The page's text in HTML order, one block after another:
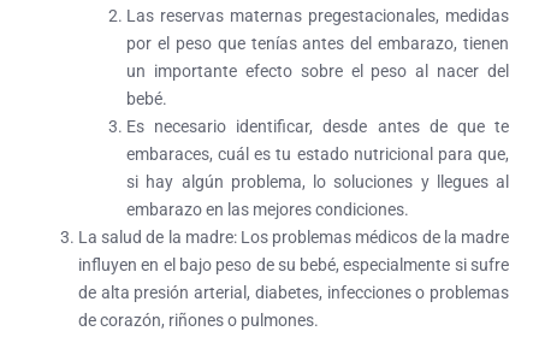
Las reservas maternas pregestacionales, medidas
por el peso que tenías antes del embarazo, tienen
un importante efecto sobre el peso al nacer del
bebé.
Es necesario identificar, desde antes de que te
embaraces, cuál es tu estado nutricional para que,
si hay algún problema, lo soluciones y llegues al
embarazo en las mejores condiciones.
La salud de la madre: Los problemas médicos de la madre
influyen en el bajo peso de su bebé, especialmente si sufre
de alta presión arterial, diabetes, infecciones o problemas
de corazón, riñones o pulmones.